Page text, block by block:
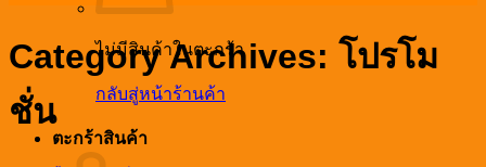
ไม่มีสินค้าในตะกร้า
กลับสู่หน้าร้านค้า
ตะกร้าสินค้า
Category Archives: โปรโม
ชั่น